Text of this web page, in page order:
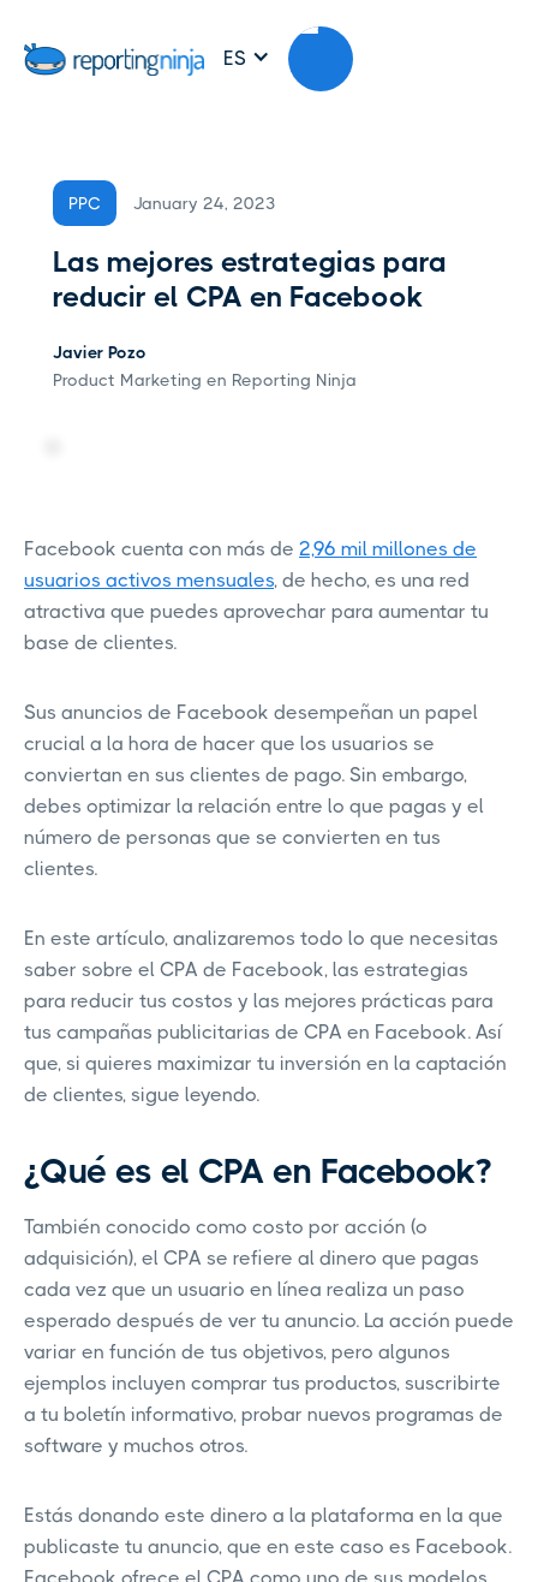
ES
PPC January 24, 2023
Las mejores estrategias para
reducir el CPA en Facebook
Javier Pozo
Product Marketing en Reporting Ninja
Facebook cuenta con más de 2,96 mil millones de
usuarios activos mensuales, de hecho, es una red
atractiva que puedes aprovechar para aumentar tu
base de clientes.
Sus anuncios de Facebook desempeñan un papel
crucial a la hora de hacer que los usuarios se
conviertan en sus clientes de pago. Sin embargo,
debes optimizar la relación entre lo que pagas y el
número de personas que se convierten en tus
clientes.
En este artículo, analizaremos todo lo que necesitas
saber sobre el CPA de Facebook, las estrategias
para reducir tus costos y las mejores prácticas para
tus campañas publicitarias de CPA en Facebook. Así
que, si quieres maximizar tu inversión en la captación
de clientes, sigue leyendo.
¿Qué es el CPA en Facebook?
También conocido como costo por acción (o
adquisición), el CPA se refiere al dinero que pagas
cada vez que un usuario en línea realiza un paso
esperado después de ver tu anuncio. La acción puede
variar en función de tus objetivos, pero algunos
ejemplos incluyen comprar tus productos, suscribirte
a tu boletín informativo, probar nuevos programas de
software y muchos otros.
Estás donando este dinero a la plataforma en la que
publicaste tu anuncio, que en este caso es Facebook.